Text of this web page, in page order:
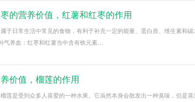
的营养价值，红薯和红枣的作用
于日常生活中常见的食物，有利于补充一定的能量、蛋白质、维生素和
气养血：红枣和红薯当中含有铁元素…
价值，榴莲的作用
莲是受到众多人喜爱的一种水果。它虽然本身会散发出一种臭味，但是